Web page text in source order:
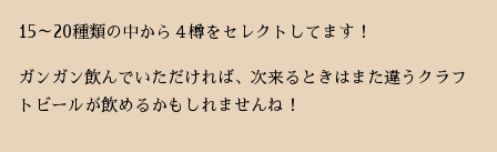
15～20種類の中から４樽をセレクトしてます！
ガンガン飲んでいただければ、次来るときはまた違うクラフ
トビールが飲めるかもしれませんね！